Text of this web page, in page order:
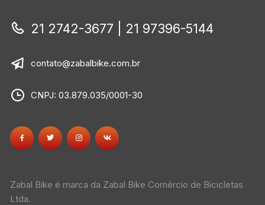
21 2742-3677 | 21 97396-5144
contato@zabalbike.com.br
CNPJ: 03.879.035/0001-30
Zabal Bike é marca da Zabal Bike Comércio de Bicicletas
Ltda.